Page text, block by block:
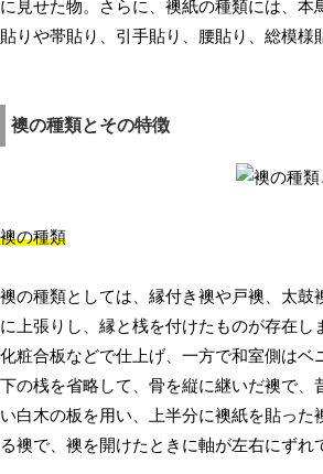
に見せた物。さらに、襖紙の種類には、
貼りや帯貼り、引手貼り、腰貼り、総模様
襖の種類とその特徴
襖の種類
襖の種類としては、縁付き襖や戸襖、太
に上張りし、縁と桟を付けたものが存在
化粧合板などで仕上げ、一方で和室側は
下の桟を省略して、骨を縦に継いだ襖で
い白木の板を用い、上半分に襖紙を貼っ
る襖で、襖を開けたときに軸が左右にずれ